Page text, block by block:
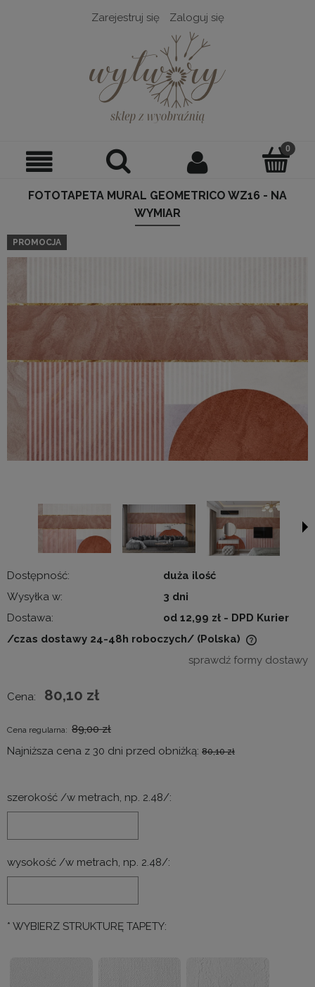
Zarejestruj się Zaloguj się
FOTOTAPETA MURAL GEOMETRICO WZ16 - NA
WYMIAR
PROMOCJA
Dostępność:
duża ilość
Wysyłka w:
3 dni
Dostawa:
od 12,99 zł - DPD Kurier
/czas dostawy 24-48h roboczych/ (Polska)
sprawdź formy dostawy
Cena: 80,10 zł
Cena regularna: 89,00 zł
Najniższa cena z 30 dni przed obniżką: 80,10 zł
szerokość /w metrach, np. 2.48/:
wysokość /w metrach, np. 2.48/:
* WYBIERZ STRUKTURĘ TAPETY: